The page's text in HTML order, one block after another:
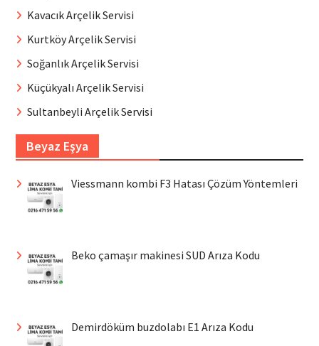
Kavacık Arçelik Servisi
Kurtköy Arçelik Servisi
Soğanlık Arçelik Servisi
Küçükyalı Arçelik Servisi
Sultanbeyli Arçelik Servisi
Beyaz Eşya
Viessmann kombi F3 Hatası Çözüm Yöntemleri
Beko çamaşır makinesi SUD Arıza Kodu
Demirdöküm buzdolabı E1 Arıza Kodu